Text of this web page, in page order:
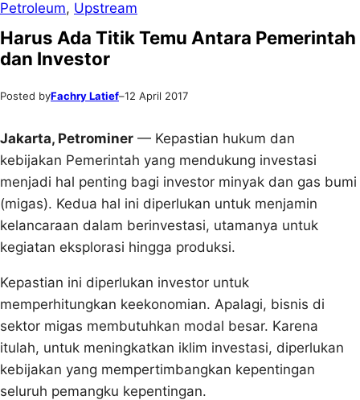
Petroleum, Upstream
Harus Ada Titik Temu Antara Pemerintah
dan Investor
Posted byFachry Latief–12 April 2017
Jakarta, Petrominer — Kepastian hukum dan
kebijakan Pemerintah yang mendukung investasi
menjadi hal penting bagi investor minyak dan gas bumi
(migas). Kedua hal ini diperlukan untuk menjamin
kelancaraan dalam berinvestasi, utamanya untuk
kegiatan eksplorasi hingga produksi.
Kepastian ini diperlukan investor untuk
memperhitungkan keekonomian. Apalagi, bisnis di
sektor migas membutuhkan modal besar. Karena
itulah, untuk meningkatkan iklim investasi, diperlukan
kebijakan yang mempertimbangkan kepentingan
seluruh pemangku kepentingan.